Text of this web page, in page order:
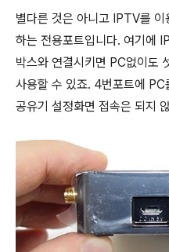
별다른 것은 아니고 IPTV를 이
하는 전용포트입니다. 여기에
박스와 연결시키면 PC없이도
사용할 수 있죠. 4번포트에
공유기 설정화면 접속은 되지